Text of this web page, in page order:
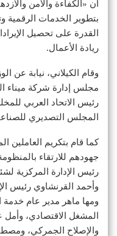
أن «الكفاءة والأمن
بتطوير الخدمات الرقمية
القدرة على تحصيل
ريادة الأعمال.
وقام الكيلاني، نيابة عن
مجلس إدارة شركة ميناء
رئيس الاتحاد العربي
المجلس التصديري
كما قام بتكريم العاملين
جهودهم للارتقاء
رئيس الإدارة المركزية
وأحمد القرنشاوي رئيس
ومها ماهر مدير عام خدمة
المشغل الاقتصادي، وأمل
والإصلاح الجمركي،